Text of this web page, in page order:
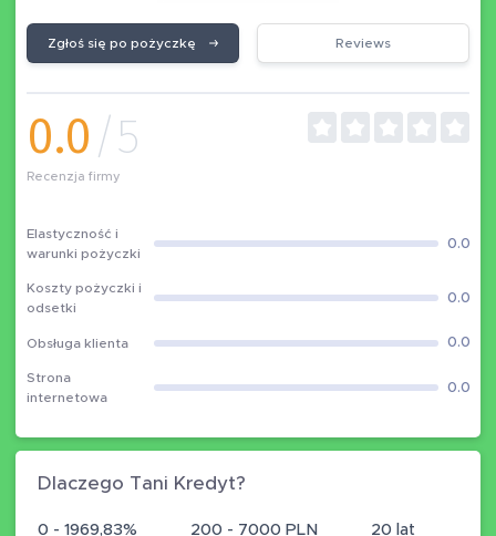
Zgłoś się po pożyczkę Reviews
0.0/5
Recenzja firmy
Elastyczność i
warunki pożyczki
0.0
Koszty pożyczki i
odsetki
0.0
Obsługa klienta 0.0
Strona
internetowa
0.0
Dlaczego Tani Kredyt?
0 - 1969,83% 200 - 7000 PLN 20 lat